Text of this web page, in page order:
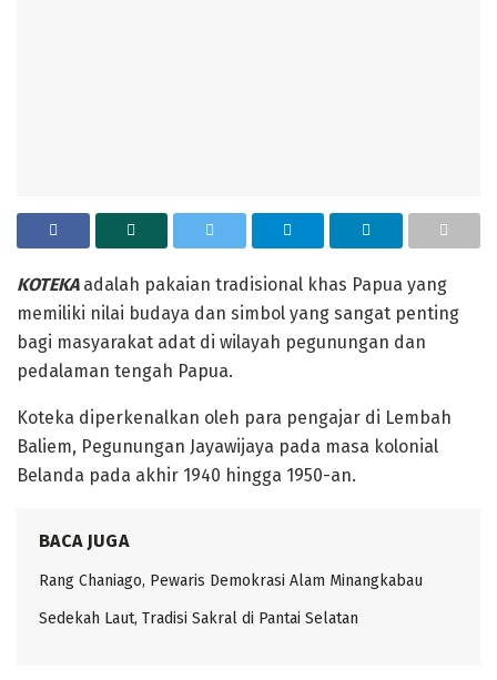
KOTEKAadalah pakaian tradisional khas Papua yang
memiliki nilai budaya dan simbol yang sangat penting
bagi masyarakat adat di wilayah pegunungan dan
pedalaman tengah Papua.
‎Koteka diperkenalkan oleh para pengajar di Lembah
Baliem, Pegunungan Jayawijaya pada masa kolonial
Belanda pada akhir 1940 hingga 1950-an.
BACA JUGA
Rang Chaniago, Pewaris Demokrasi Alam Minangkabau ‎
Sedekah Laut, Tradisi Sakral di Pantai Selatan